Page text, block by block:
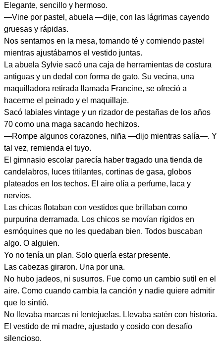
Elegante, sencillo y hermoso.
—Vine por pastel, abuela —dije, con las lágrimas cayendo
gruesas y rápidas.
Nos sentamos en la mesa, tomando té y comiendo pastel
mientras ajustábamos el vestido juntas.
La abuela Sylvie sacó una caja de herramientas de costura
antiguas y un dedal con forma de gato. Su vecina, una
maquilladora retirada llamada Francine, se ofreció a
hacerme el peinado y el maquillaje.
Sacó labiales vintage y un rizador de pestañas de los años
70 como una maga sacando hechizos.
—Rompe algunos corazones, niña —dijo mientras salía—. Y
tal vez, remienda el tuyo.
El gimnasio escolar parecía haber tragado una tienda de
candelabros, luces titilantes, cortinas de gasa, globos
plateados en los techos. El aire olía a perfume, laca y
nervios.
Las chicas flotaban con vestidos que brillaban como
purpurina derramada. Los chicos se movían rígidos en
esmóquines que no les quedaban bien. Todos buscaban
algo. O alguien.
Yo no tenía un plan. Solo quería estar presente.
Las cabezas giraron. Una por una.
No hubo jadeos, ni susurros. Fue como un cambio sutil en el
aire. Como cuando cambia la canción y nadie quiere admitir
que lo sintió.
No llevaba marcas ni lentejuelas. Llevaba satén con historia.
El vestido de mi madre, ajustado y cosido con desafío
silencioso.